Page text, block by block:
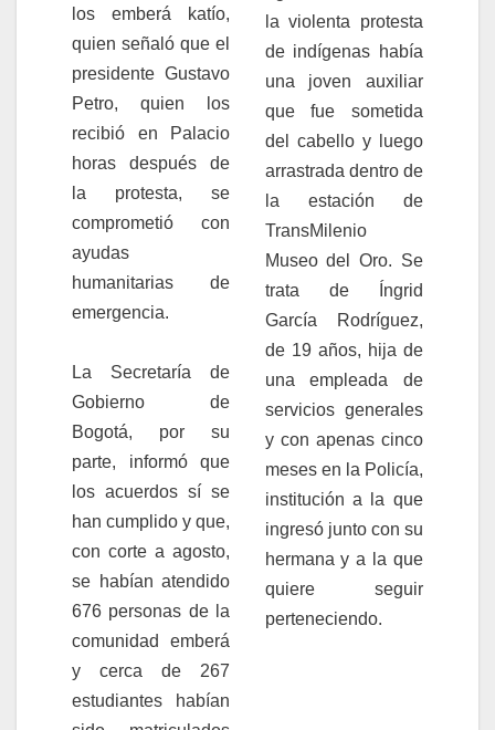
los emberá katío,
quien señaló que el
presidente Gustavo
Petro, quien los
recibió en Palacio
horas después de
la protesta, se
comprometió con
ayudas
humanitarias de
emergencia.
La Secretaría de
Gobierno de
Bogotá, por su
parte, informó que
los acuerdos sí se
han cumplido y que,
con corte a agosto,
se habían atendido
676 personas de la
comunidad emberá
y cerca de 267
estudiantes habían
la violenta protesta
de indígenas había
una joven auxiliar
que fue sometida
del cabello y luego
arrastrada dentro de
la estación de
TransMilenio
Museo del Oro. Se
trata de Íngrid
García Rodríguez,
de 19 años, hija de
una empleada de
servicios generales
y con apenas cinco
meses en la Policía,
institución a la que
ingresó junto con su
hermana y a la que
quiere seguir
perteneciendo.